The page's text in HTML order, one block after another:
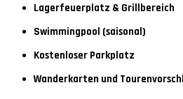
Lagerfeuerplatz & Grillbereich
Swimmingpool (saisonal)
Kostenloser Parkplatz
Wanderkarten und